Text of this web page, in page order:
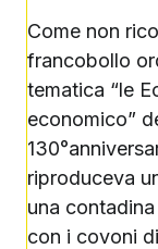
Come non
francobollo
tematica “le
economico”
riproduceva
una
con i covoni